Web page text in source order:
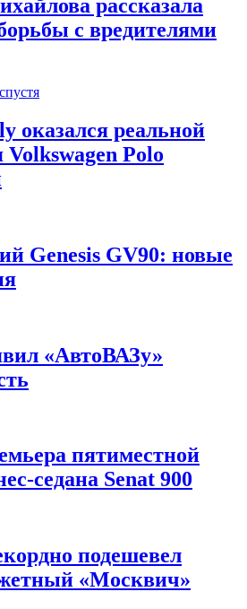
рассказала
с вредителями
оказался реальной
Volkswagen Polo
Genesis GV90: новые
«АвтоВАЗу»
пятиместной
седана Senat 900
подешевел
«Москвич»